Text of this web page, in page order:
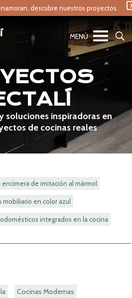
descubre nuestros proyectos.
soluciones inspiradoras en
de cocinas reales
Cocinas Modernas
encimera de imitación al mármol
mobiliario en color azul
integrados en la cocina